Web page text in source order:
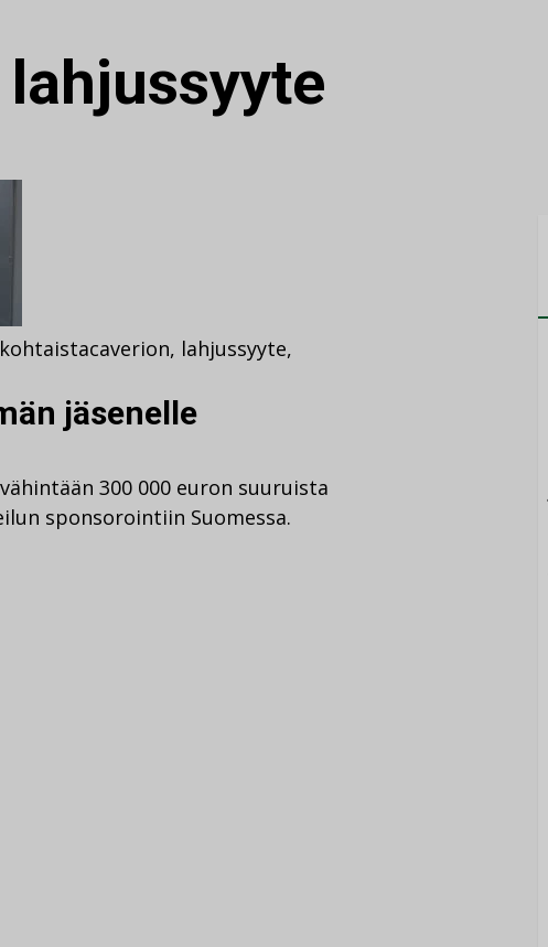
lahjussyyte
caverion, lahjussyyte,
jäsenelle
300 000 euron suuruista
sponsorointiin Suomessa.